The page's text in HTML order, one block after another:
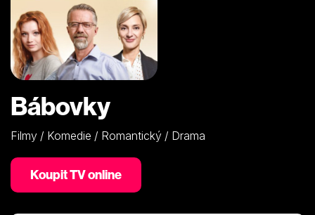
Bábovky
Filmy / Komedie / Romantický / Drama
Koupit TV online